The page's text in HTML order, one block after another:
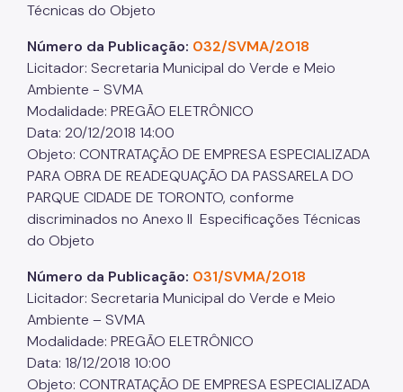
Heliponto
Áreas Contaminadas
Estudos Ambientais
Produtos Perigosos
TCA - Termo de Compromisso Ambiental
Motogeradores
IPVA
Fiscalização Ambiental
Defesa e Valorização Ambiental
TAC - Termo de Ajustamento de Conduta
Mudanças Climáticas
Técnicas do Objeto
Número da Publicação: 032/SVMA/2018
Licitador: Secretaria Municipal do Verde e Meio
Ambiente - SVMA
Modalidade: PREGÃO ELETRÔNICO
Data: 20/12/2018 14:00
Objeto: CONTRATAÇÃO DE EMPRESA ESPECIALIZADA
PARA OBRA DE READEQUAÇÃO DA PASSARELA DO
PARQUE CIDADE DE TORONTO, conforme
discriminados no Anexo II Especificações Técnicas
do Objeto
Número da Publicação: 031/SVMA/2018
Licitador: Secretaria Municipal do Verde e Meio
Ambiente – SVMA
Modalidade: PREGÃO ELETRÔNICO
Data: 18/12/2018 10:00
Objeto: CONTRATAÇÃO DE EMPRESA ESPECIALIZADA